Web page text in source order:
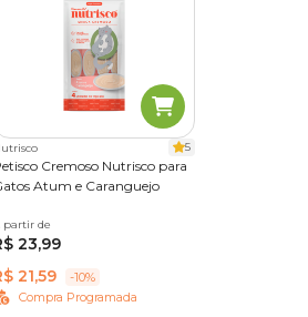
5
Cremoso Nutrisco para
Atum e Caranguejo
56 g
partir de
23,99
21,59
-10%
Compra Programada